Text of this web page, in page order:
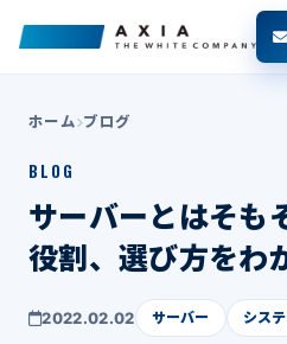
ホーム ブログ
BLOG
サーバーとはそも
役割、選び方をわ
2022.02.02 サーバー シス